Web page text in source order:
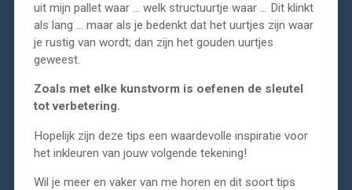
uit mijn pallet waar … welk structuurtje waar … Dit klinkt
als lang … maar als je bedenkt dat het uurtjes zijn waar
je rustig van wordt; dan zijn het gouden uurtjes
geweest.
Zoals met elke kunstvorm is oefenen de sleutel
tot verbetering.
Hopelijk zijn deze tips een waardevolle inspiratie voor
het inkleuren van jouw volgende tekening!
Wil je meer en vaker van me horen en dit soort tips